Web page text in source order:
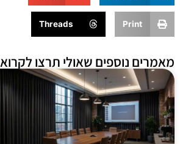
Print
Threads
מאמרים נוספים שאולי תרצו לקרוא